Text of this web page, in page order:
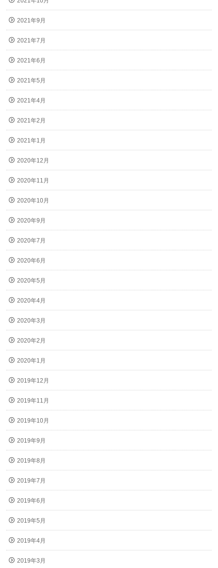
2021年9月
2021年7月
2021年6月
2021年5月
2021年4月
2021年2月
2021年1月
2020年12月
2020年11月
2020年10月
2020年9月
2020年7月
2020年6月
2020年5月
2020年4月
2020年3月
2020年2月
2020年1月
2019年12月
2019年11月
2019年10月
2019年9月
2019年8月
2019年7月
2019年6月
2019年5月
2019年4月
2019年3月